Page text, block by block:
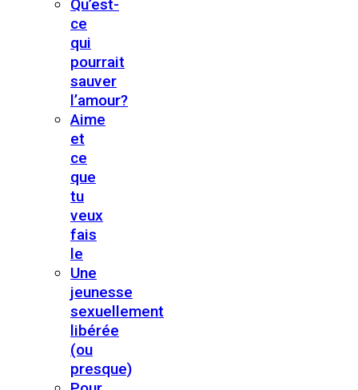
Qu’est-
ce
qui
pourrait
sauver
l’amour?
Aime
et
ce
que
tu
veux
fais
le
Une
jeunesse
sexuellement
libérée
(ou
presque)